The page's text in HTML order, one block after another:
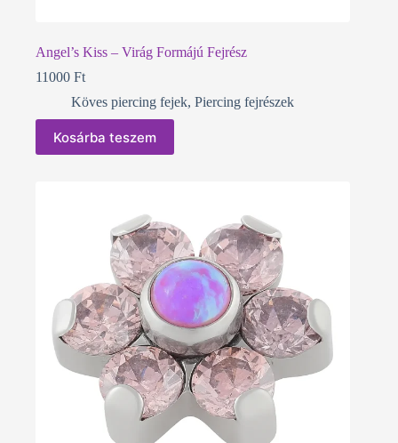
Angel’s Kiss – Virág Formájú Fejrész
11000 Ft
Köves piercing fejek, Piercing fejrészek
Kosárba teszem